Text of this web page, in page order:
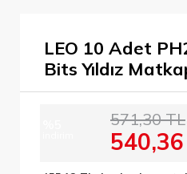
LEO 10 Adet
Bits Yıldız
571,30 TL